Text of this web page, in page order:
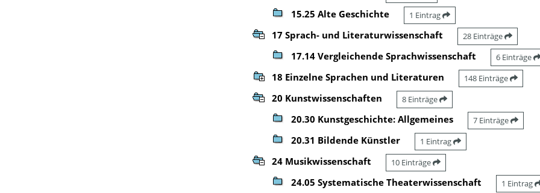
15.25 Alte Geschichte 1 Eintrag
17 Sprach- und Literaturwissenschaft 28 Einträge
17.14 Vergleichende Sprachwissenschaft 6 Einträge
18 Einzelne Sprachen und Literaturen 148 Einträge
20 Kunstwissenschaften 8 Einträge
20.30 Kunstgeschichte: Allgemeines 7 Einträge
20.31 Bildende Künstler 1 Eintrag
24 Musikwissenschaft 10 Einträge
24.05 Systematische Theaterwissenschaft 1 Eintrag